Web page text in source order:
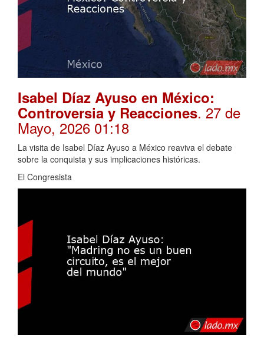
Isabel Díaz Ayuso en México:
Controversia y Reacciones. 27 de
Mayo, 2026 01:18
La visita de Isabel Díaz Ayuso a México reaviva el debate
sobre la conquista y sus implicaciones históricas.
El Congresista